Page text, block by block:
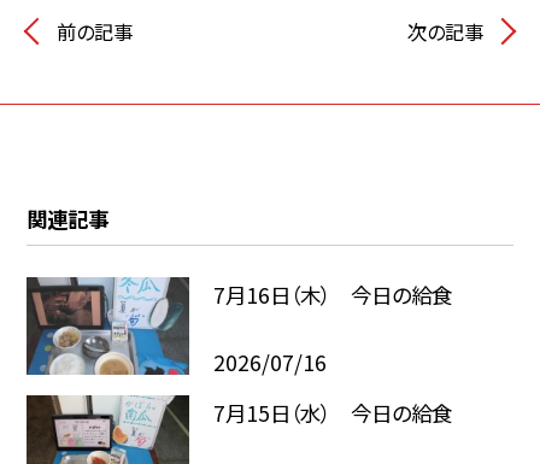
前の記事 次の記事
関連記事
7月16日（木） 今日の給食
2026/07/16
7月15日（水） 今日の給食